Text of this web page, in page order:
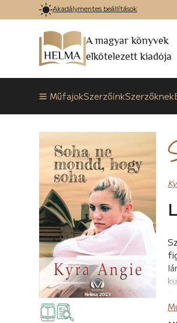
Akadálymentes beállítások
A magyar könyvek
elkötelezett kiadója
MűfajokSzerzőinkSzerzőknek